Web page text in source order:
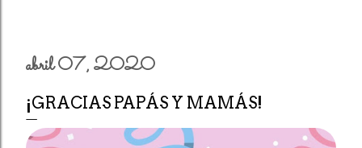
abril 07, 2020
¡GRACIAS PAPÁS Y MAMÁS!